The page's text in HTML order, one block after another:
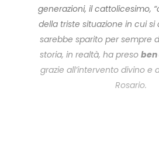
generazioni, il cattolicesimo,
della triste situazione in cui si
sarebbe sparito per sempre
storia, in realtà, ha preso
grazie all’intervento divino e
Rosario.